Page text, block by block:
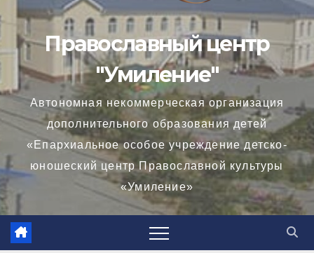
Православный центр
"Умиление"
Автономная некоммерческая организация
дополнительного образования детей
«Епархиальное особое учреждение детско-
юношеский центр Православной культуры
«Умиление»